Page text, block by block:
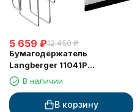
5 659 ₽12 450 ₽
Бумагодержатель
Langberger 11041P
туалетной бумаги с
крышкой и освежителем
воздуха
В наличии
В корзину